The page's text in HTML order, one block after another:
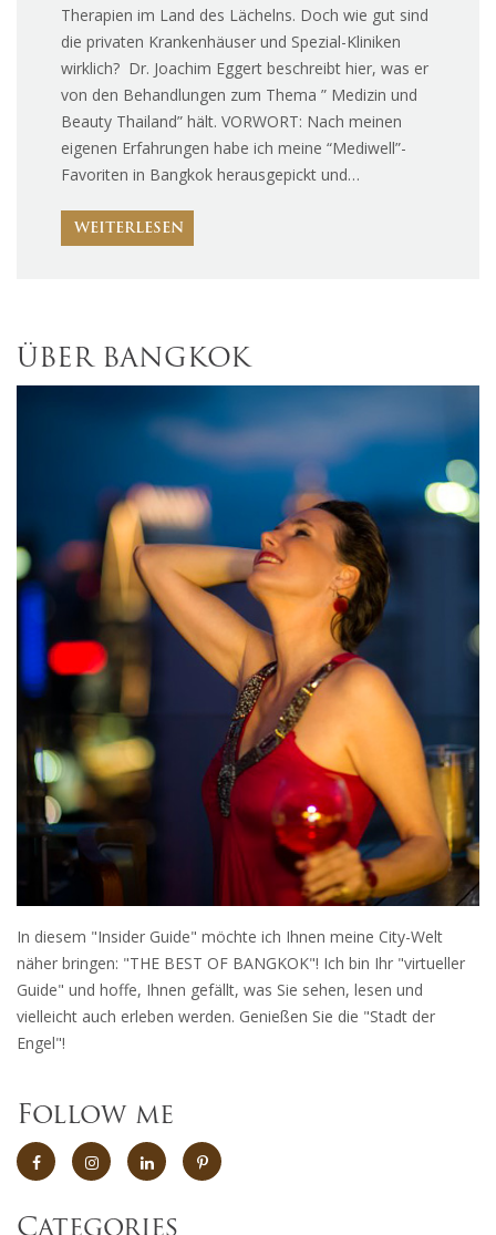
Therapien im Land des Lächelns. Doch wie gut sind
die privaten Krankenhäuser und Spezial-Kliniken
wirklich? Dr. Joachim Eggert beschreibt hier, was er
von den Behandlungen zum Thema ” Medizin und
Beauty Thailand” hält. VORWORT: Nach meinen
eigenen Erfahrungen habe ich meine “Mediwell”-
Favoriten in Bangkok herausgepickt und…
WEITERLESEN
ÜBER BANGKOK
In diesem "Insider Guide" möchte ich Ihnen meine City-Welt
näher bringen: "THE BEST OF BANGKOK"! Ich bin Ihr "virtueller
Guide" und hoffe, Ihnen gefällt, was Sie sehen, lesen und
vielleicht auch erleben werden. Genießen Sie die "Stadt der
Engel"!
Follow me
Categories